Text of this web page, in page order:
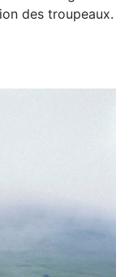
des troupeaux.